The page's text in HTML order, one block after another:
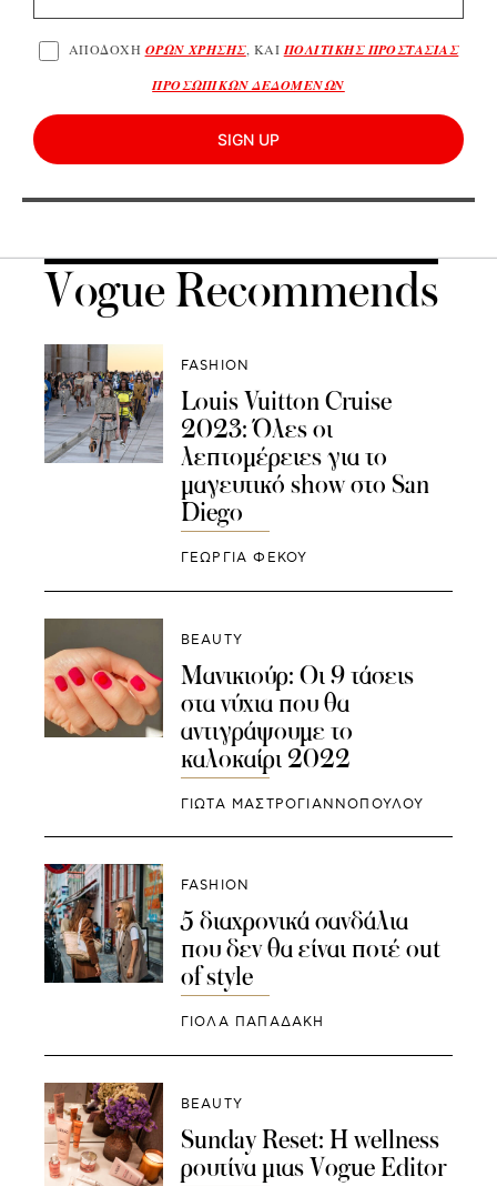
ΑΠΟΔΟΧΗ ΟΡΩΝ ΧΡΗΣΗΣ, ΚΑΙΠΟΛΙΤΙΚΗΣ ΠΡΟΣΤΑΣΙΑΣ
ΠΡΟΣΩΠΙΚΩΝ ΔΕΔΟΜΕΝΩΝ
SIGN UP
Vogue Recommends
FASHION
Louis Vuitton Cruise
2023: Όλες οι
λεπτομέρειες για το
μαγευτικό show στo San
Diego
ΓΕΩΡΓΙΑ ΦΕΚΟΥ
BEAUTY
Μανικιούρ: Οι 9 τάσεις
στα νύχια που θα
αντιγράψουμε το
καλοκαίρι 2022
ΓΙΩΤΑ ΜΑΣΤΡΟΓΙΑΝΝΟΠΟΥΛΟΥ
FASHION
5 διαχρονικά σανδάλια
που δεν θα είναι ποτέ out
of style
ΓΙΌΛΑ ΠΑΠΑΔΆΚΗ
BEAUTY
Sunday Reset: Η wellness
ρουτίνα μιας Vogue Editor